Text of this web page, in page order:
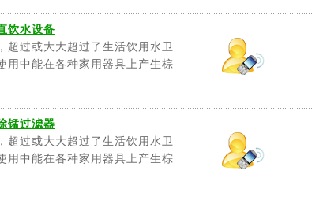
饮水设备
超过或大大超过了生活饮用水卫
用中能在各种家用器具上产生棕
锰过滤器
超过或大大超过了生活饮用水卫
用中能在各种家用器具上产生棕